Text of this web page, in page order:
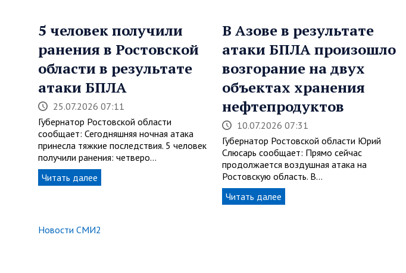
5 человек получили
ранения в Ростовской
области в результате
атаки БПЛА
25.07.2026 07:11
Губернатор Ростовской области
сообщает: Сегодняшняя ночная атака
принесла тяжкие последствия. 5 человек
получили ранения: четверо…
Читать далее
В Азове в результате
атаки БПЛА произошло
возгорание на двух
объектах хранения
нефтепродуктов
10.07.2026 07:31
Губернатор Ростовской области Юрий
Слюсарь сообщает: Прямо сейчас
продолжается воздушная атака на
Ростовскую область. В…
Читать далее
Новости СМИ2